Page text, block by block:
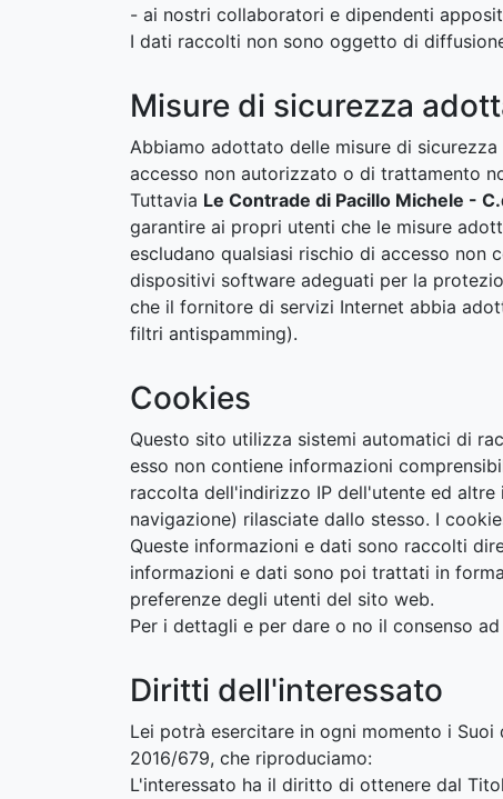
- ai nostri collaboratori e dipendenti
I dati raccolti non sono oggetto di
Misure di sicurezza
Abbiamo adottato delle misure di
accesso non autorizzato o di trattamento
Tuttavia Le Contrade di Pacillo Michele -
garantire ai propri utenti che le misure
escludano qualsiasi rischio di accesso
dispositivi software adeguati per la
che il fornitore di servizi Internet abbia
filtri antispamming).
Cookies
Questo sito utilizza sistemi automatici di
esso non contiene informazioni
raccolta dell'indirizzo IP dell'utente ed altre
navigazione) rilasciate dallo stesso. I
Queste informazioni e dati sono raccolti
informazioni e dati sono poi trattati in
preferenze degli utenti del sito web.
Per i dettagli e per dare o no il consenso
Diritti dell'interessato
Lei potrà esercitare in ogni momento i
2016/679, che riproduciamo:
L'interessato ha il diritto di ottenere dal